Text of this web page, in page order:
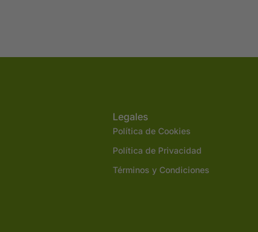
Legales
Política de Cookies
Política de Privacidad
Términos y Condiciones